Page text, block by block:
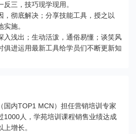
三，技巧现学现用。
，彻底解决；分享技能工具，授之以
施。
入浅出；生动活泼，通俗易懂；谈笑风
俱进运用最新工具给学员们不断更新知
国内TOP1 MCN）担任营销培训专家
1000人，学苑培训课程销售业绩达成
增长。